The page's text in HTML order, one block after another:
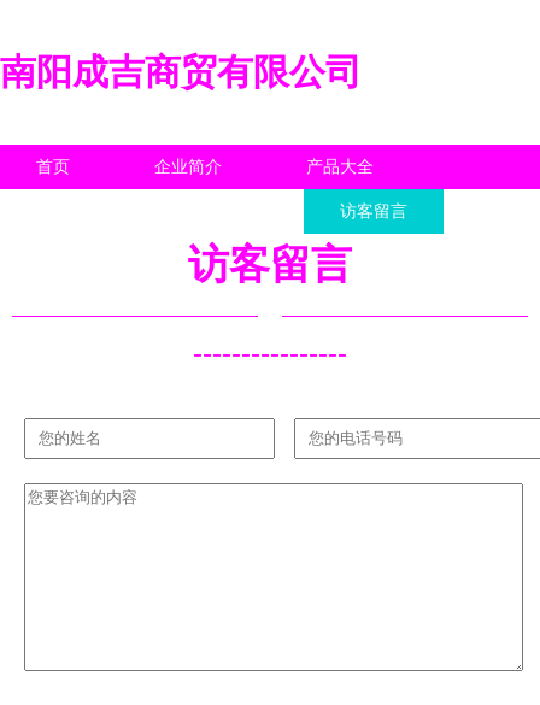
南阳成吉商贸有限公司
首页 企业简介 产品大全
访客留言
访客留言
----------------